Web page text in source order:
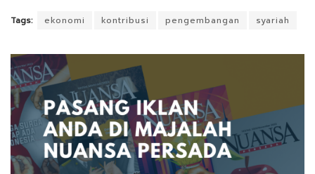
Tags: ekonomi kontribusi pengembangan syariah